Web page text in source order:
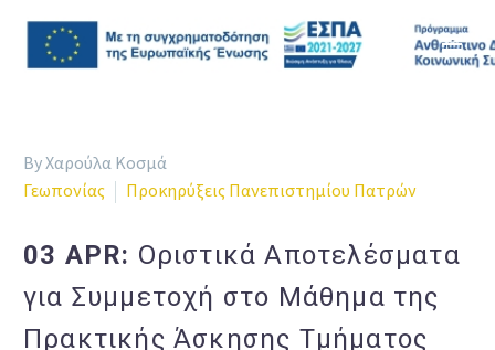
By Χαρούλα Κοσμά
Γεωπονίας
Προκηρύξεις Πανεπιστημίου Πατρών
03 APR: Οριστικά Αποτελέσματα
για Συμμετοχή στο Μάθημα της
Πρακτικής Άσκησης Τμήματος